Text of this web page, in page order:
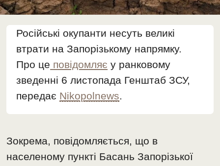
Російські окупанти несуть великі
втрати на Запорізькому напрямку.
Про це повідомляє у ранковому
зведенні 6 листопада Генштаб ЗСУ,
передає Nikopolnews.
Зокрема, повідомляється, що в
населеному пункті Басань Запорізької